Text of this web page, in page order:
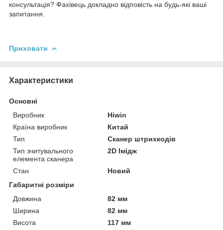
консультація? Фахівець докладно відповість на будь-які ваші
запитання.
Приховати
Характеристики
Основні
Виробник
Hiwin
Країна виробник
Китай
Тип
Сканер штрихкодів
Тип зчитувального
елемента сканера
2D Імідж
Стан
Новий
Габаритні розміри
Довжина
82 мм
Ширина
82 мм
Висота
117 мм